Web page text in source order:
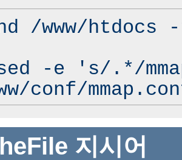
/www/
-e 's/.*/
conf/
지시어